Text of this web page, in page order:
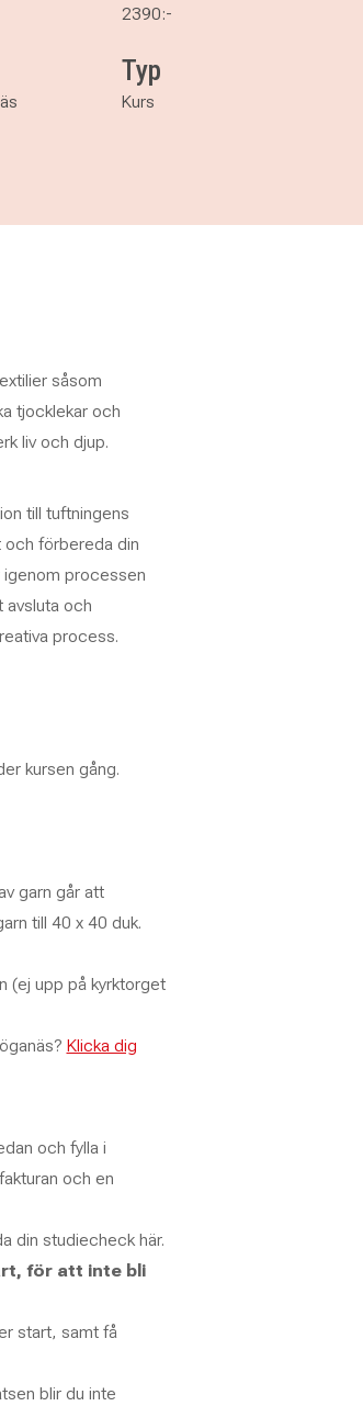
2390:-
Typ
Kurs
såsom
tjocklekar och
liv och djup.
till tuftningens
och förbereda din
igenom processen
avsluta och
process.
kursen gång.
garn går att
till 40 x 40 duk.
(ej upp på kyrktorget
Klicka dig
och fylla i
och en
din studiecheck här.
för att inte bli
start, samt få
blir du inte